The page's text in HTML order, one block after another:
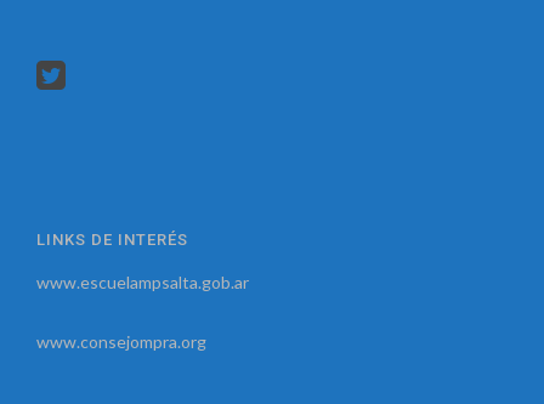
LINKS DE INTERÉS
www.escuelampsalta.gob.ar
www.consejompra.org